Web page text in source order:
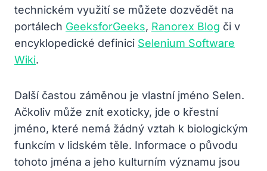
technickém využití se můžete dozvědět na
portálech GeeksforGeeks, Ranorex Blog či v
encyklopedické definici Selenium Software
Wiki.
Další častou záměnou je vlastní jméno Selen.
Ačkoliv může znít exoticky, jde o křestní
jméno, které nemá žádný vztah k biologickým
funkcím v lidském těle. Informace o původu
tohoto jména a jeho kulturním významu jsou